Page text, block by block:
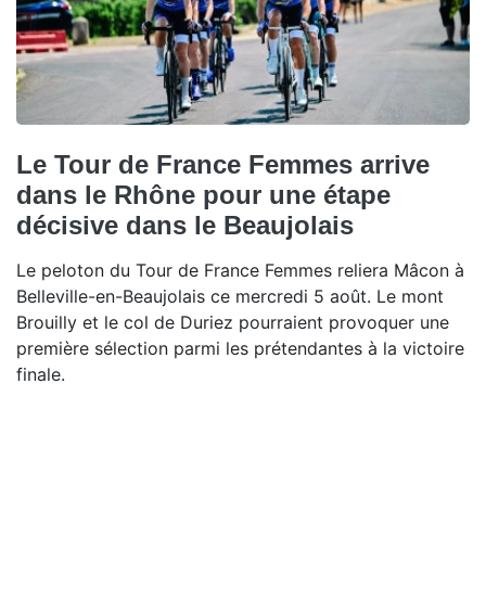
Le Tour de France Femmes arrive
dans le Rhône pour une étape
décisive dans le Beaujolais
Le peloton du Tour de France Femmes reliera Mâcon à
Belleville-en-Beaujolais ce mercredi 5 août. Le mont
Brouilly et le col de Duriez pourraient provoquer une
première sélection parmi les prétendantes à la victoire
finale.